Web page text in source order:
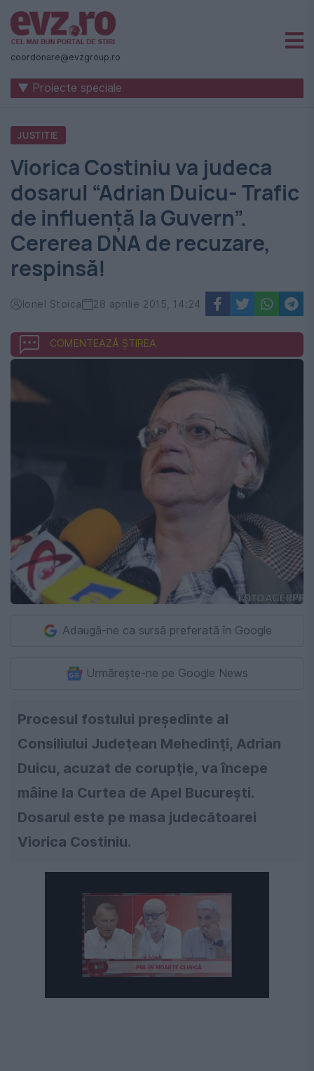
Știri
naționale
internaționale
România
-
Evenimentul
Zilei
coordonare@evzgroup.ro
▼ Proiecte speciale
JUSTITIE
Viorica Costiniu va judeca
dosarul “Adrian Duicu- Trafic
de influență la Guvern”.
Cererea DNA de recuzare,
respinsă!
Ionel Stoica 28 aprilie 2015, 14:24
COMENTEAZĂ ȘTIREA
Adaugă-ne ca sursă preferată în Google
Urmărește-ne pe Google News
Procesul fostului preşedinte al
Consiliului Judeţean Mehedinţi, Adrian
Duicu, acuzat de corupţie, va începe
mâine la Curtea de Apel București.
Dosarul este pe masa judecătoarei
Viorica Costiniu.